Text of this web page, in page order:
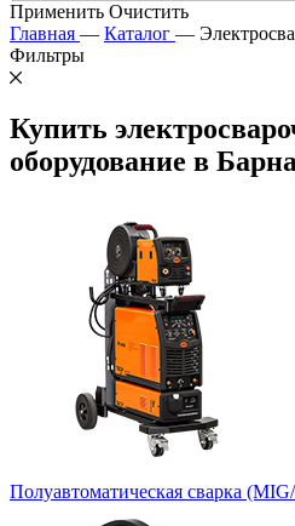
Применить Очистить
Главная — Каталог —
Фильтры
Купить
оборудование в
Полуавтоматическая сварка